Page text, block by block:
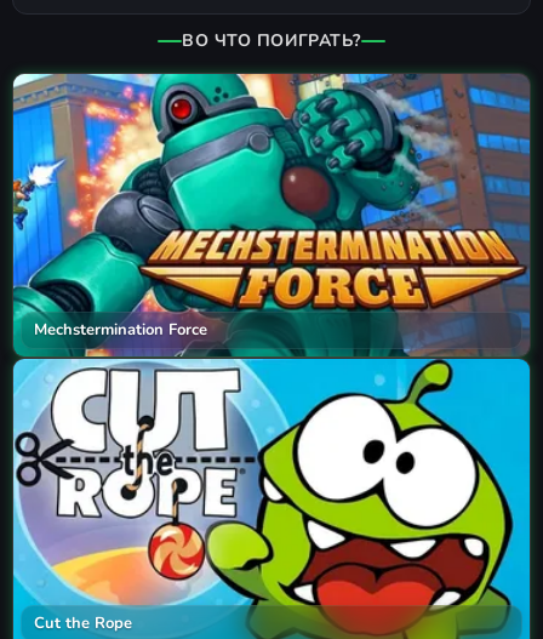
ВО ЧТО ПОИГРАТЬ?
Mechstermination Force
Cut the Rope